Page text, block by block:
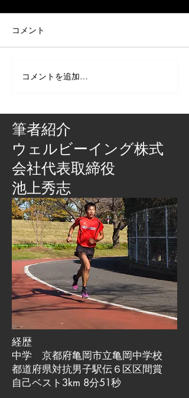
コメント
コメントを追加…
筆者紹介
​ウェルビーイング株式
会社代表取締役
池上秀志
経歴
中学 京都府亀岡市立亀岡中学校
都道府県対抗男子駅伝６区区間賞
自己ベスト3km 8分51秒